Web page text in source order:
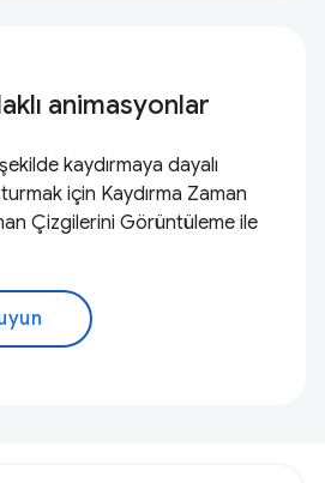
animasyonlar
kaydırmaya dayalı
için Kaydırma Zaman
Çizgilerini Görüntüleme ile